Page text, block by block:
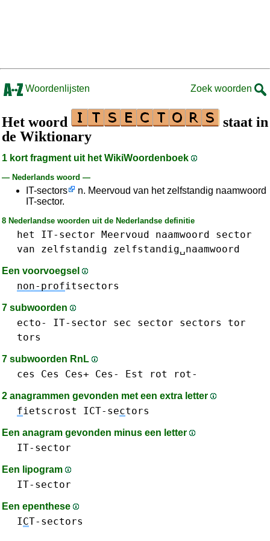
Woordenlijsten Zoek woorden
Het woord
staat in
de Wiktionary
1 kort fragment uit het WikiWoordenboek
— Nederlands woord —
IT-sectors
n. Meervoud van het zelfstandig naamwoord
IT-sector.
8 Nederlandse woorden uit de Nederlandse definitie
het IT-sector Meervoud naamwoord
sector
van
zelfstandig zelfstandig␣naamwoord
Een voorvoegsel
non-profitsectors
7 subwoorden
ecto- IT-sector sec sector sectors
tor
tors
7 subwoorden RnL
ces Ces Ces+ Ces- Est rot rot-
2 anagrammen gevonden met een extra letter
fietscrost ICT-sectors
Een anagram gevonden minus een letter
IT-sector
Een lipogram
IT-sector
Een epenthese
ICT-sectors